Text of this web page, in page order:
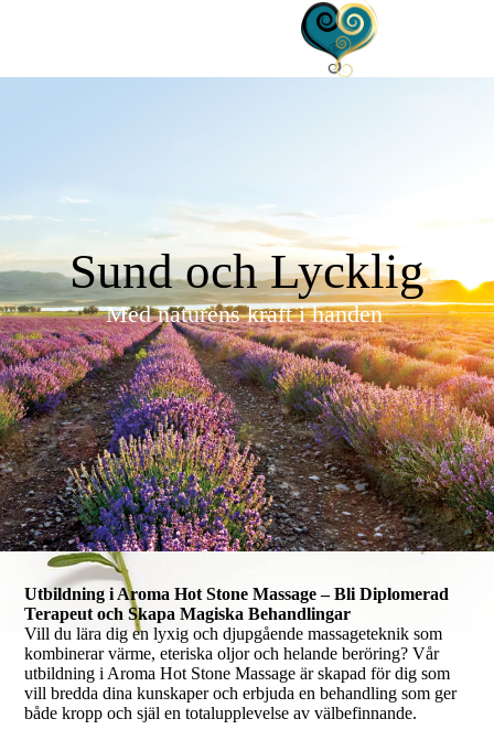
Sund och Lycklig
Med naturens kraft i handen
Utbildning i Aroma Hot Stone Massage – Bli Diplomerad
Terapeut och Skapa Magiska Behandlingar
Vill du lära dig en lyxig och djupgående massageteknik som
kombinerar värme, eteriska oljor och helande beröring? Vår
utbildning i Aroma Hot Stone Massage är skapad för dig som
vill bredda dina kunskaper och erbjuda en behandling som ger
både kropp och själ en totalupplevelse av välbefinnande.